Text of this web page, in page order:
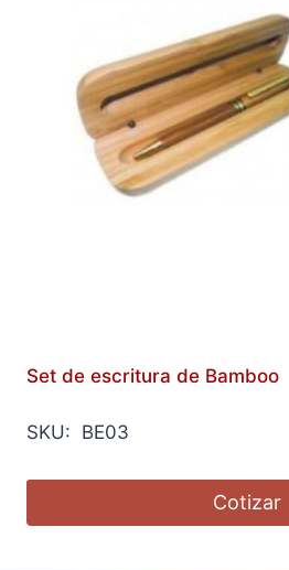
Set de escritura de Bamboo
SKU: BE03
Cotizar